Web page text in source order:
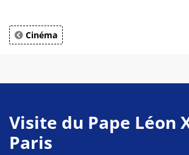
Cinéma
Visite du Pape Léon
Paris